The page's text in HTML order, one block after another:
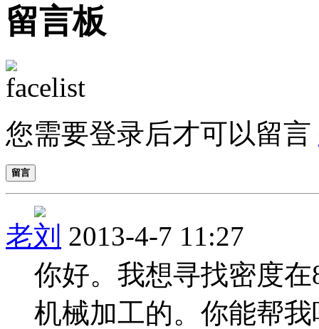
留言板
您需要登录后才可以留言
留言
老刘 2013-4-7 11:27
你好。我想寻找密度
机械加工的。你能帮